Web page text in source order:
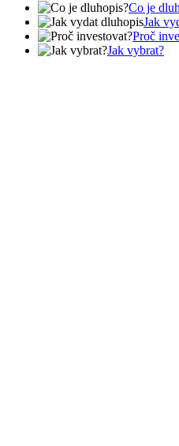
Co je
Jak
Proč
Jak vybrat?